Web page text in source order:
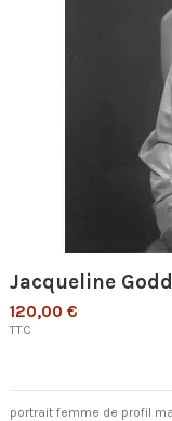
Jacqueline
120,00 €
TTC
portrait femme de profil